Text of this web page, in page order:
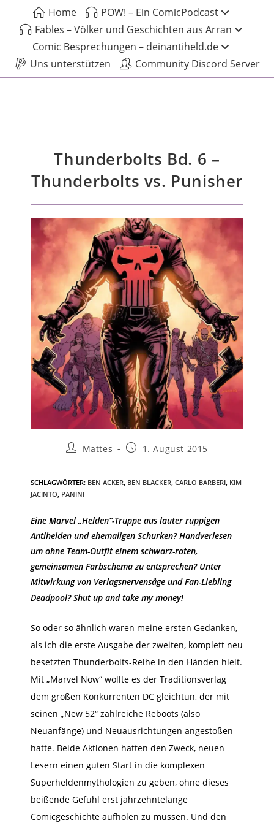
Home
POW! – Ein ComicPodcast
Fables – Völker und Geschichten aus Arran
Comic Besprechungen – deinantiheld.de
Uns unterstützen
Community Discord Server
Thunderbolts Bd. 6 –
Thunderbolts vs. Punisher
Mattes 1. August 2015
SCHLAGWÖRTER: BEN ACKER BEN BLACKER CARLO BARBERI KIM
JACINTO PANINI
Eine Marvel „Helden“-Truppe aus lauter ruppigen
Antihelden und ehemaligen Schurken? Handverlesen
um ohne Team-Outfit einem schwarz-roten,
gemeinsamen Farbschema zu entsprechen? Unter
Mitwirkung von Verlagsnervensäge und Fan-Liebling
Deadpool? Shut up and take my money!
So oder so ähnlich waren meine ersten Gedanken,
als ich die erste Ausgabe der zweiten, komplett neu
besetzten Thunderbolts-Reihe in den Händen hielt.
Mit „Marvel Now“ wollte es der Traditionsverlag
dem großen Konkurrenten DC gleichtun, der mit
seinen „New 52“ zahlreiche Reboots (also
Neuanfänge) und Neuausrichtungen angestoßen
hatte. Beide Aktionen hatten den Zweck, neuen
Lesern einen guten Start in die komplexen
Superheldenmythologien zu geben, ohne dieses
beißende Gefühl erst jahrzehntelange
Comicgeschichte aufholen zu müssen. Und den